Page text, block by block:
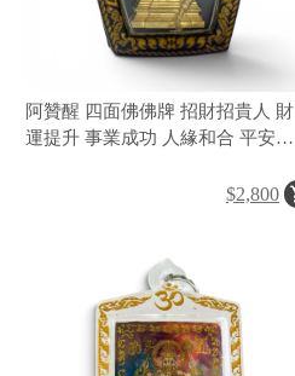
阿贊醒 四面佛佛牌 招財招貴人 財
運提升 事業成功 人緣和合 平安守
$2,800